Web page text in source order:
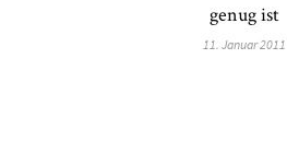
genug ist
11. Januar 2011